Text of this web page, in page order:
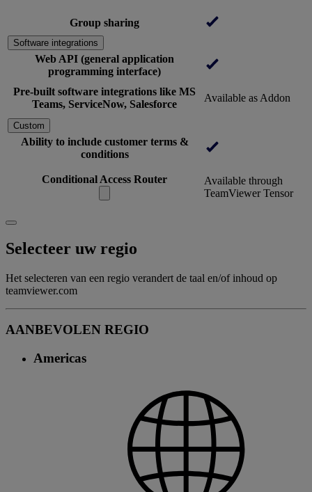
Group sharing
Software integrations
Web API (general application
programming interface)
Pre-built software integrations like MS
Teams, ServiceNow, Salesforce
Available as Addon
Custom
Ability to include customer terms &
conditions
Conditional Access Router
Available through
TeamViewer Tensor
Selecteer uw regio
Het selecteren van een regio verandert de taal en/of inhoud op
teamviewer.com
AANBEVOLEN REGIO
Americas